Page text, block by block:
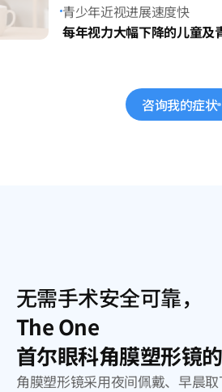
咨询我的症状
无需手术安全可靠，
The One
首尔眼科角膜塑形镜
角膜塑形镜采用夜间佩戴、早晨取